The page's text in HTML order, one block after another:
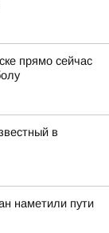
прямо сейчас
в
наметили пути